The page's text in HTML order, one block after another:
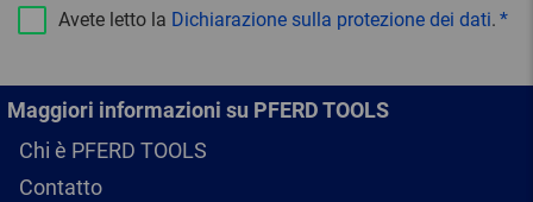
Avete letto la Dichiarazione sulla protezione dei dati.
Maggiori informazioni su PFERD TOOLS
Chi è PFERD TOOLS
Contatto